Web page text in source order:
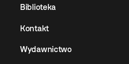
Biblioteka
Kontakt
Wydawnictwo